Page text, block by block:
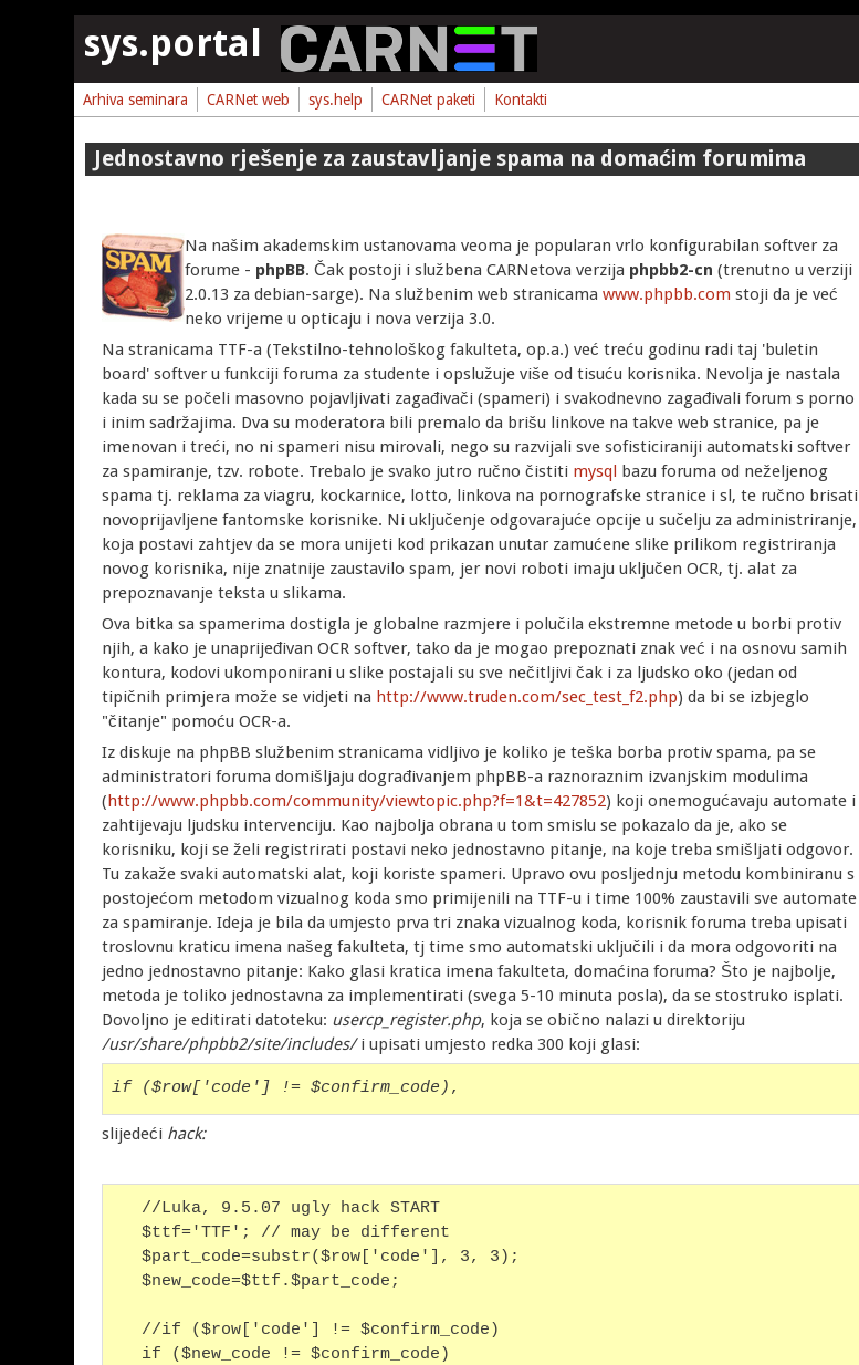
sys.portal
Arhiva seminara CARNet web sys.help CARNet paketi Kontakti
Jednostavno rješenje za zaustavljanje spama na domaćim forumima
Na našim akademskim ustanovama veoma je popularan vrlo konfigurabilan softver za
forume - phpBB. Čak postoji i službena CARNetova verzija phpbb2-cn (trenutno u verziji
2.0.13 za debian-sarge). Na službenim web stranicamawww.phpbb.com stoji da je već
neko vrijeme u opticaju i nova verzija 3.0.
Na stranicama TTF-a (Tekstilno-tehnološkog fakulteta, op.a.) već treću godinu radi taj 'buletin
board' softver u funkciji foruma za studente i opslužuje više od tisuću korisnika. Nevolja je nastala
kada su se počeli masovno pojavljivati zagađivači (spameri) i svakodnevno zagađivali forum s porno
i inim sadržajima. Dva su moderatora bili premalo da brišu linkove na takve web stranice, pa je
imenovan i treći, no ni spameri nisu mirovali, nego su razvijali sve sofisticiraniji automatski softver
za spamiranje, tzv. robote. Trebalo je svako jutro ručno čistiti mysql bazu foruma od neželjenog
spama tj. reklama za viagru, kockarnice, lotto, linkova na pornografske stranice i sl, te ručno brisati
novoprijavljene fantomske korisnike. Ni uključenje odgovarajuće opcije u sučelju za administriranje,
koja postavi zahtjev da se mora unijeti kod prikazan unutar zamućene slike prilikom registriranja
novog korisnika, nije znatnije zaustavilo spam, jer novi roboti imaju uključen OCR, tj. alat za
prepoznavanje teksta u slikama.
Ova bitka sa spamerima dostigla je globalne razmjere i polučila ekstremne metode u borbi protiv
njih, a kako je unaprijeđivan OCR softver, tako da je mogao prepoznati znak već i na osnovu samih
kontura, kodovi ukomponirani u slike postajali su sve nečitljivi čak i za ljudsko oko (jedan od
tipičnih primjera može se vidjeti na http://www.truden.com/sec_test_f2.php) da bi se izbjeglo
"čitanje" pomoću OCR-a.
Iz diskuje na phpBB službenim stranicama vidljivo je koliko je teška borba protiv spama, pa se
administratori foruma domišljaju dograđivanjem phpBB-a raznoraznim izvanjskim modulima
(http://www.phpbb.com/community/viewtopic.php?f=1&t=427852) koji onemogućavaju automate i
zahtijevaju ljudsku intervenciju. Kao najbolja obrana u tom smislu se pokazalo da je, ako se
korisniku, koji se želi registrirati postavi neko jednostavno pitanje, na koje treba smišljati odgovor.
Tu zakaže svaki automatski alat, koji koriste spameri. Upravo ovu posljednju metodu kombiniranu s
postojećom metodom vizualnog koda smo primijenili na TTF-u i time 100% zaustavili sve automate
za spamiranje. Ideja je bila da umjesto prva tri znaka vizualnog koda, korisnik foruma treba upisati
troslovnu kraticu imena našeg fakulteta, tj time smo automatski uključili i da mora odgovoriti na
jedno jednostavno pitanje: Kako glasi kratica imena fakulteta, domaćina foruma? Što je najbolje,
metoda je toliko jednostavna za implementirati (svega 5-10 minuta posla), da se stostruko isplati.
Dovoljno je editirati datoteku: usercp_register.php, koja se obično nalazi u direktoriju
/usr/share/phpbb2/site/includes/i upisati umjesto redka 300 koji glasi:
if ($row['code'] != $confirm_code) ,
slijedeći hack:
   //Luka, 9.5.07 ugly hack START
   $ttf='TTF'; // may be different
   $part_code=substr($row['code'], 3, 3);
   $new_code=$ttf.$part_code;
   //if ($row['code'] != $confirm_code)
   if ($new_code != $confirm_code)